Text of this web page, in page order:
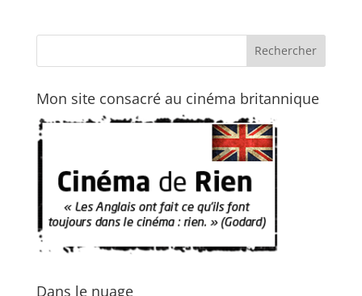
Mon site consacré au cinéma britannique
Dans le nuage